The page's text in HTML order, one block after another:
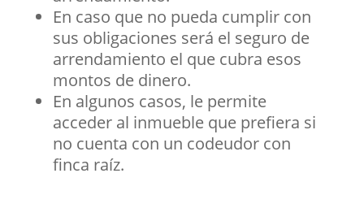
En caso que no pueda cumplir con
sus obligaciones será el seguro de
arrendamiento el que cubra esos
montos de dinero.
En algunos casos, le permite
acceder al inmueble que prefiera si
no cuenta con un codeudor con
finca raíz.